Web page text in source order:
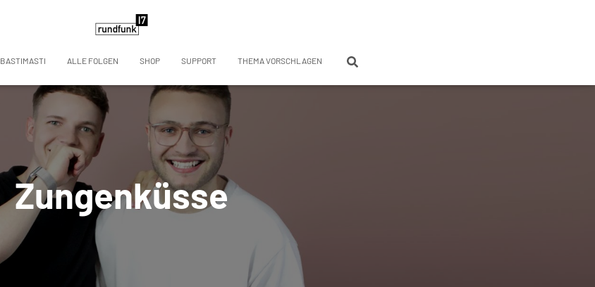
BASTIMASTI ALLE FOLGEN SHOP SUPPORT THEMA VORSCHLAGEN
Zungenküsse